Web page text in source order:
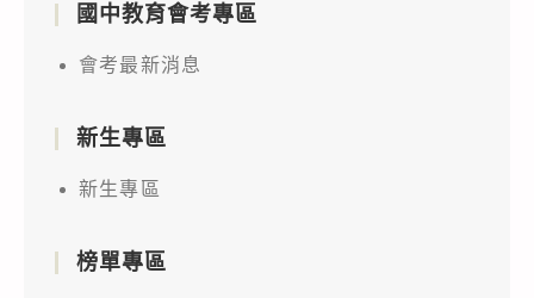
國中教育會考專區
會考最新消息
新生專區
新生專區
榜單專區